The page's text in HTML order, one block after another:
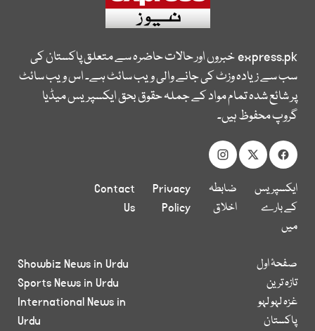
express.pkخبروں اور حالات حاضرہ سے متعلق پاکستان کی
سب سے زیادہ وزٹ کی جانے والی ویب سائٹ ہے۔ اس ویب سائٹ
پر شائع شدہ تمام مواد کے جملہ حقوق بحق ایکسپریس میڈیا
گروپ محفوظ ہیں۔
ایکسپریس
کے بارے
میں
ضابطہ
اخلاق
Privacy
Policy
Contact
Us
صفحۂ اول
تازہ ترین
غزہ لہو لہو
پاکستان
Showbiz News in Urdu
Sports News in Urdu
International News in
Urdu